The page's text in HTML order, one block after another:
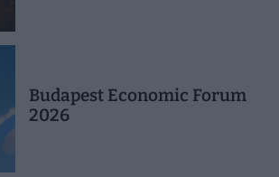
Budapest Economic Forum
2026